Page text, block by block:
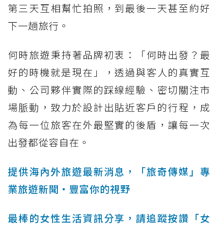
第三天互相幫忙拍照，到最後一天甚至約好
下一趟旅行。
何時旅遊秉持著品牌初衷：「何時出發？最
好的時機就是現在」，透過與客人的真實互
動、公司夥伴實際的踩線經驗、密切關注市
場脈動，致力於設計出貼近客戶的行程，成
為每一位旅客在外最堅實的後盾，讓每一次
出發都從容自在。
提供海內外旅遊最新消息，「旅奇傳媒」專
業旅遊新聞‧豐富你的視野
最棒的女性生活資訊分享，請追蹤按讚「女